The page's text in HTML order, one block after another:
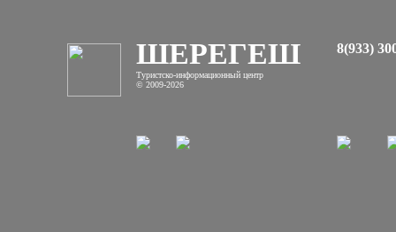
ШЕРЕГЕШ
Туристско-информационный центр
© 2009-2026
8(933)